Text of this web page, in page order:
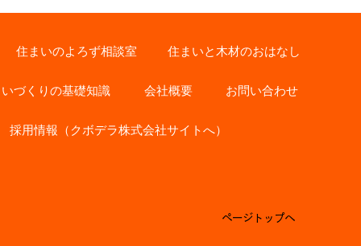
住まいのよろず相談室 住まいと木材のおはなし
づくりの基礎知識 会社概要 お問い合わせ
採用情報（クボデラ株式会社サイトへ）
ページトップへ